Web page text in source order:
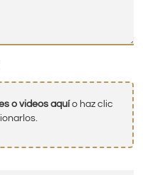
o videos aquío haz clic